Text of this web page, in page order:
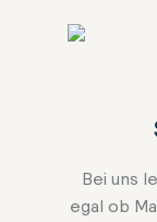
Bei uns
egal ob